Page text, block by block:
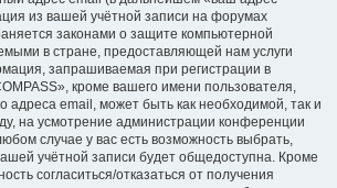
из вашей учётной записи на форумах
законами о защите компьютерной
в стране, предоставляющей нам услуги
запрашиваемая при регистрации в
кроме вашего имени пользователя,
адреса email, может быть как необходимой, так и
на усмотрение администрации конференции
случае у вас есть возможность выбрать,
учётной записи будет общедоступна. Кроме
согласиться/отказаться от получения